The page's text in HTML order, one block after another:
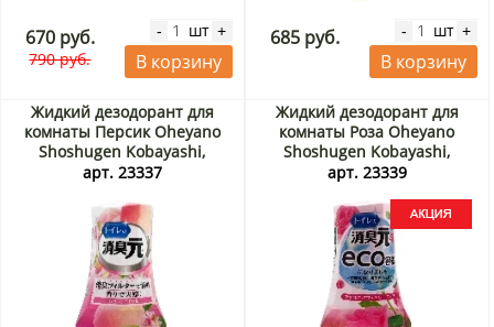
670 руб.
790 руб.
- шт +
В корзину
685 руб. - шт +
В корзину
Жидкий дезодорант для
комнаты Персик Oheyano
Shoshugen Kobayashi,
Япония, 400 мл
арт. 23337
Жидкий дезодорант для
комнаты Роза Oheyano
Shoshugen Kobayashi,
Япония, 400 мл Акция
арт. 23339